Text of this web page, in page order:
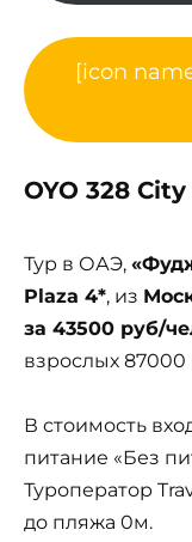
[icon
OYO 328
Тур в ОАЭ,
Plaza 4*, из
за 43500 руб/
взрослых 87000
В стоимость
питание «Без
Туроператор
до пляжа 0м.